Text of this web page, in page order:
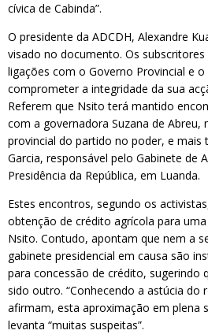
cívica de Cabinda”.
O presidente da ADCDH, Alexandre
visado no documento. Os subscritores
ligações com o Governo Provincial e
comprometer a integridade da sua
Referem que Nsito terá mantido
com a governadora Suzana de Abreu,
provincial do partido no poder, e mais
Garcia, responsável pelo Gabinete de
Presidência da República, em Luanda.
Estes encontros, segundo os
obtenção de crédito agrícola para
Nsito. Contudo, apontam que nem a
gabinete presidencial em causa são
para concessão de crédito, sugerindo
sido outro. “Conhecendo a astúcia do
afirmam, esta aproximação em plena
levanta “muitas suspeitas”.